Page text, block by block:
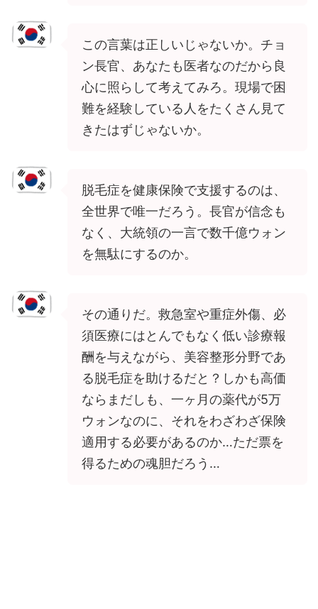
この言葉は正しいじゃないか。チョ
ン長官、あなたも医者なのだから良
心に照らして考えてみろ。現場で困
難を経験している人をたくさん見て
きたはずじゃないか。
脱毛症を健康保険で支援するのは、
全世界で唯一だろう。長官が信念も
なく、大統領の一言で数千億ウォン
を無駄にするのか。
その通りだ。救急室や重症外傷、必
須医療にはとんでもなく低い診療報
酬を与えながら、美容整形分野であ
る脱毛症を助けるだと？しかも高価
ならまだしも、一ヶ月の薬代が5万
ウォンなのに、それをわざわざ保険
適用する必要があるのか…ただ票を
得るための魂胆だろう…